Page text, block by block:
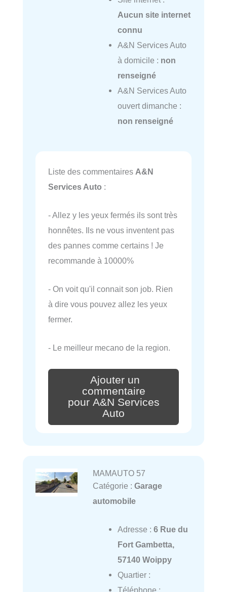
Aucun site internet
connu
A&N Services Auto
à domicile : non
renseigné
A&N Services Auto
ouvert dimanche :
non renseigné
Liste des commentaires A&N
Services Auto :
- Allez y les yeux fermés ils sont très
honnêtes. Ils ne vous inventent pas
des pannes comme certains ! Je
recommande à 10000%
- On voit qu'il connait son job. Rien
à dire vous pouvez allez les yeux
fermer.
- Le meilleur mecano de la region.
Ajouter un
commentaire
pour A&N Services
Auto
MAMAUTO 57
Catégorie : Garage
automobile
Adresse : 6 Rue du
Fort Gambetta,
57140 Woippy
Quartier :
Téléphone :